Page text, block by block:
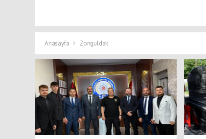
Anasayfa Zonguldak